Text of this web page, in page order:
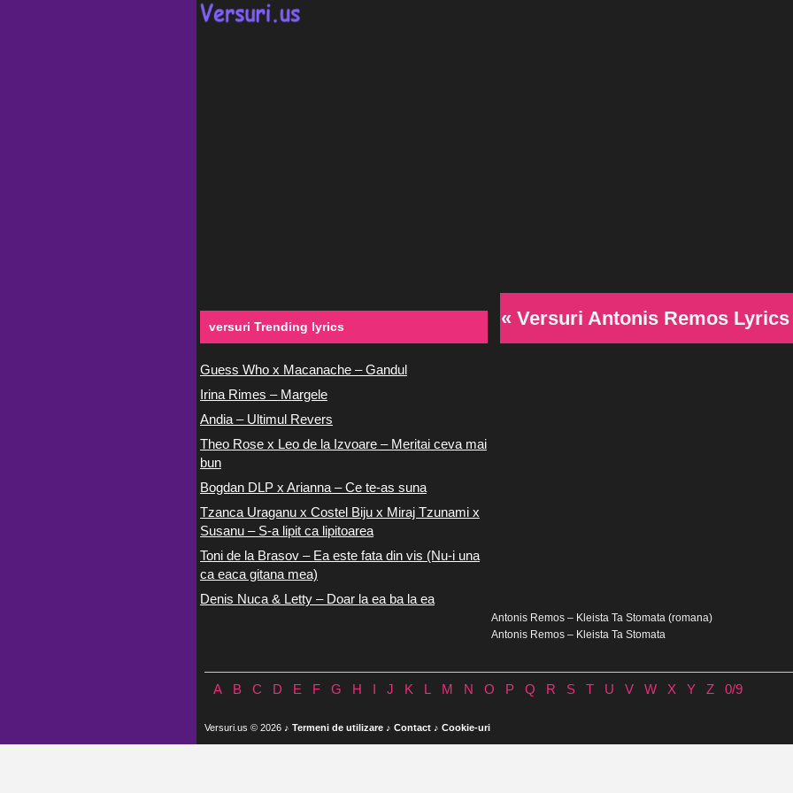
« Versuri Antonis Remos Lyrics
Antonis Remos – Kleista Ta Stomata (romana)
Antonis Remos – Kleista Ta Stomata
versuri Trending lyrics
Guess Who x Macanache – Gandul
Irina Rimes – Margele
Andia – Ultimul Revers
Theo Rose x Leo de la Izvoare – Meritai ceva mai
bun
Bogdan DLP x Arianna – Ce te-as suna
Tzanca Uraganu x Costel Biju x Miraj Tzunami x
Susanu – S-a lipit ca lipitoarea
Toni de la Brasov – Ea este fata din vis (Nu-i una
ca eaca gitana mea)
Denis Nuca & Letty – Doar la ea ba la ea
A B C D E F G H J K L M N O P Q R S T U V W X Y Z 0/9
Versuri.us © 2026 ♪ Termeni de utilizare ♪ Contact ♪ Cookie-uri